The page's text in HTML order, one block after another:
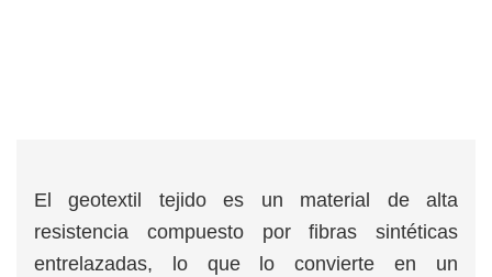
El geotextil tejido es un material de alta
resistencia compuesto por fibras sintéticas
entrelazadas, lo que lo convierte en un